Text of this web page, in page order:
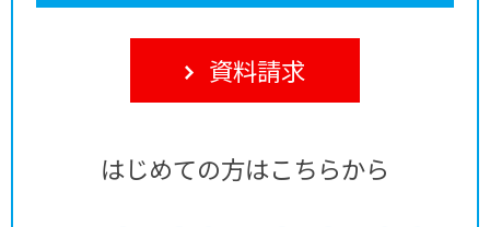
資料請求
はじめての方はこちらから